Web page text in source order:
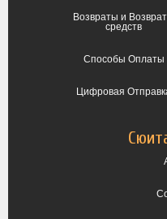
Возвраты и
средств
Способы Оплаты
Цифровая